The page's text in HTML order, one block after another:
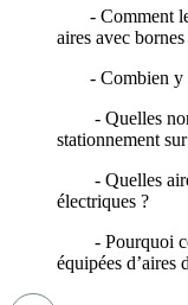
- Comment les
aires avec
- Combien y
- Quelles
stationnement
- Quelles aires
électriques ?
- Pourquoi
équipées d’aires